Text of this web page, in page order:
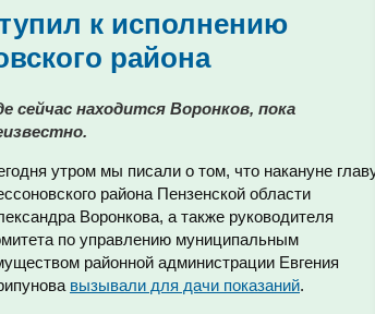
к исполнению
района
сейчас находится Воронков, пока
утром мы писали о том, что накануне
района Пензенской области
Воронкова, а также руководителя
по управлению муниципальным
районной администрации Евгения
вызывали для дачи показаний.